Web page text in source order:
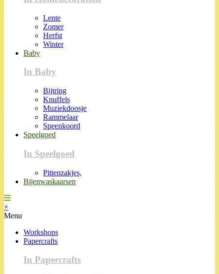
Lente
Zomer
Herfst
Winter
Baby
In Baby
Bijtring
Knuffels
Muziekdoosje
Rammelaar
Speenkoord
Speelgoed
In Speelgoed
Pittenzakjes,
Bijenwaskaarsen
×
Menu
Workshops
Papercrafts
In Papercrafts